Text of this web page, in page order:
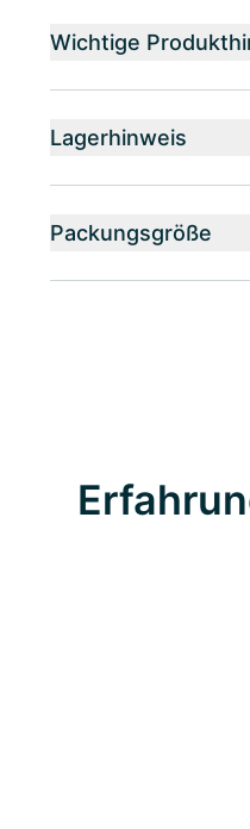
Wichtige
Lagerhinweis
Packungsgröße